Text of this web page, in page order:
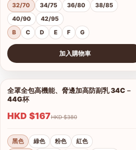
32/70
34/75 36/80
38/85
40/90
42/95
B
C D E F G
加入購物車
1/5
全罩全包高機能、脅邊加高防副乳 34C－
44G杯
HKD $167 HKD $380
黑色 綠色 粉色
紅色